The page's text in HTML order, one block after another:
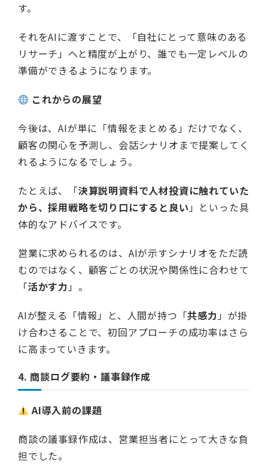
す。
それをAIに渡すことで、「自社にとって意味のある
リサーチ」へと精度が上がり、誰でも一定レベルの
準備ができるようになります。
これからの展望
今後は、AIが単に「情報をまとめる」だけでなく、
顧客の関心を予測し、会話シナリオまで提案してく
れるようになるでしょう。
たとえば、「決算説明資料で人材投資に触れていた
から、採用戦略を切り口にすると良い 」といった具
体的なアドバイスです。
営業に求められるのは、AIが示すシナリオをただ読
むのではなく、顧客ごとの状況や関係性に合わせて
「活かす力 」。
AIが整える「情報」と、人間が持つ「共感力 」が掛
け合わさることで、初回アプローチの成功率はさら
に高まっていきます。
4. 商談ログ要約・議事録作成
AI導入前の課題
商談の議事録作成は、営業担当者にとって大きな負
担でした。